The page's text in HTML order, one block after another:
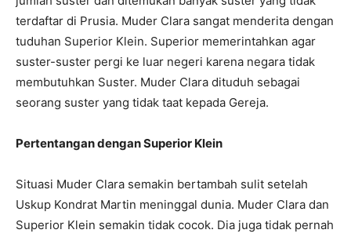
terdaftar di Prusia. Muder Clara sangat menderita dengan
tuduhan Superior Klein. Superior memerintahkan agar
suster-suster pergi ke luar negeri karena negara tidak
membutuhkan Suster. Muder Clara dituduh sebagai
seorang suster yang tidak taat kepada Gereja.
Pertentangan dengan Superior Klein
Situasi Muder Clara semakin bertambah sulit setelah
Uskup Kondrat Martin meninggal dunia. Muder Clara dan
Superior Klein semakin tidak cocok. Dia juga tidak pernah